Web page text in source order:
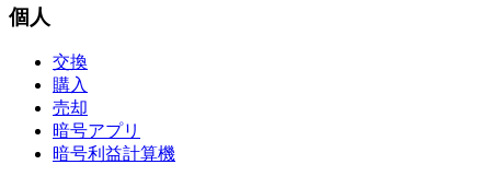
個人
交換
購入
売却
暗号アプリ
暗号利益計算機